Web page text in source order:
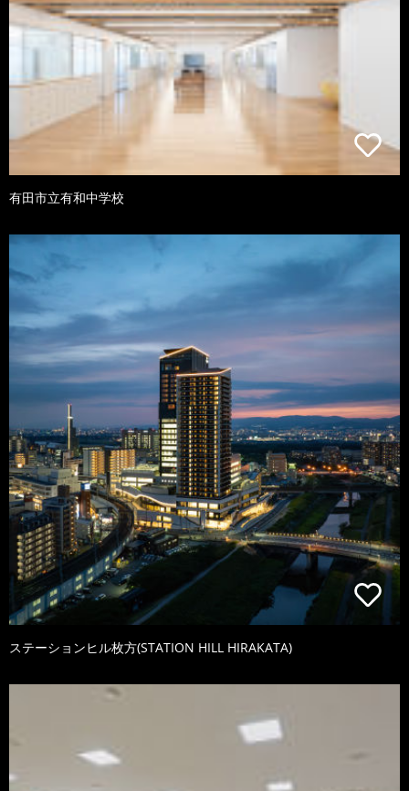
有田市立有和中学校
ステーションヒル枚方(STATION HILL HIRAKATA)